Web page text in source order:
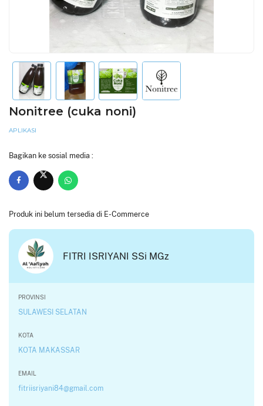
Nonitree (cuka noni)
APLIKASI
Bagikan ke sosial media :
Produk ini belum tersedia di E-Commerce
FITRI ISRIYANI SSi MGz
PROVINSI
SULAWESI SELATAN
KOTA
KOTA MAKASSAR
EMAIL
fitriisriyani84@gmail.com